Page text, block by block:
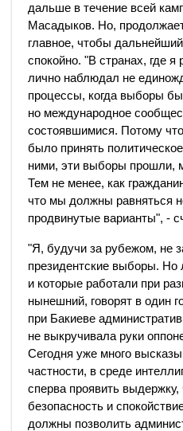
дальше в течение всей
Масадыков. Но,
главное, чтобы
спокойно. "В странах, где я
лично наблюдал не
процессы, когда выборы
но международное
состоявшимися. Потому
было принять
ними, эти выборы прошли,
Тем не менее, как
что мы должны равняться
продвинутые варианты", -
"Я, будучи за рубежом, не
президентские выборы.
и которые работали при
нынешний, говорят в один
при Бакиеве
не выкручивала руки
Сегодня уже много
частности, в среде
сперва проявить
безопасность и
должны позволить